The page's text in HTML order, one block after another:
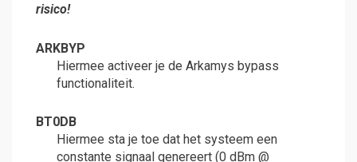
risico!
ARKBYP
Hiermee activeer je de Arkamys bypass
functionaliteit.
BT0DB
Hiermee sta je toe dat het systeem een
constante signaal genereert (0 dBm @